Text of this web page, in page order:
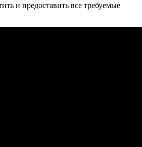
и предоставить все требуемые